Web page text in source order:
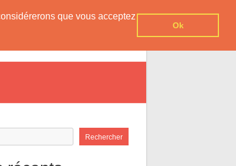
que vous acceptez
Ok
Rechercher